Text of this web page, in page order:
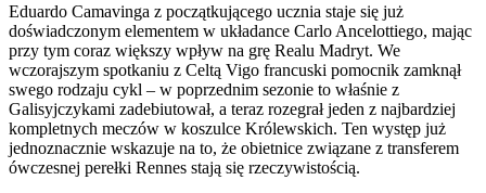
Eduardo Camavinga z początkującego ucznia staje się już
doświadczonym elementem w układance Carlo Ancelottiego, mając
przy tym coraz większy wpływ na grę Realu Madryt. We
wczorajszym spotkaniu z Celtą Vigo francuski pomocnik zamknął
swego rodzaju cykl – w poprzednim sezonie to właśnie z
Galisyjczykami zadebiutował, a teraz rozegrał jeden z najbardziej
kompletnych meczów w koszulce Królewskich. Ten występ już
jednoznacznie wskazuje na to, że obietnice związane z transferem
ówczesnej perełki Rennes stają się rzeczywistością.